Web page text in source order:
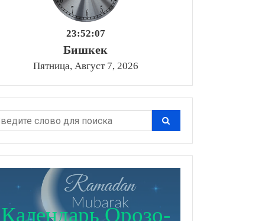
23:52:08
Бишкек
Пятница, Август 7, 2026
Календарь Орозо-